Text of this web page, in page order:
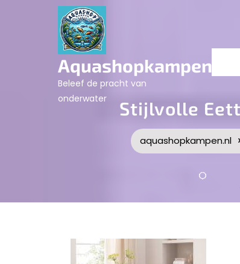
Aquashopkampen.nl
Beleef de pracht van
onderwater
Stijlvolle
aquashopkampen.nl